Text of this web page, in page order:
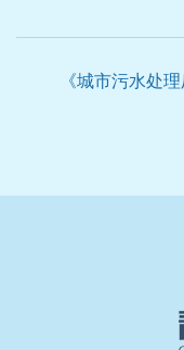
《城市污水处